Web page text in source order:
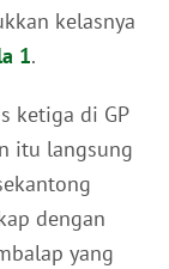
kelasnya
1.
ketiga di GP
itu langsung
dengan
yang